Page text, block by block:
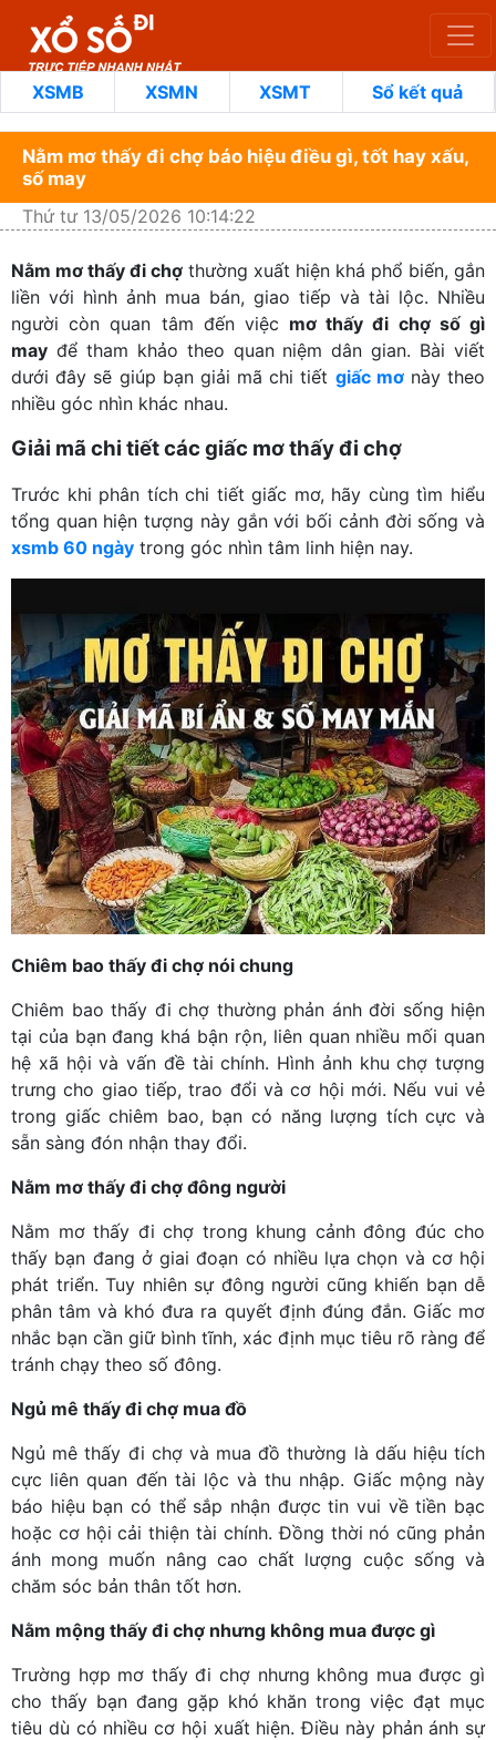
XSMB XSMN XSMT Sổ kết quả
Nằm mơ thấy đi chợ báo hiệu điều gì, tốt hay xấu,
số may
Thứ tư 13/05/2026 10:14:22
Nằm mơ thấy đi chợ thường xuất hiện khá phổ biến, gắn
liền với hình ảnh mua bán, giao tiếp và tài lộc. Nhiều
người còn quan tâm đến việc mơ thấy đi chợ số gì
may để tham khảo theo quan niệm dân gian. Bài viết
dưới đây sẽ giúp bạn giải mã chi tiết giấc mơnày theo
nhiều góc nhìn khác nhau.
Giải mã chi tiết các giấc mơ thấy đi chợ
Trước khi phân tích chi tiết giấc mơ, hãy cùng tìm hiểu
tổng quan hiện tượng này gắn với bối cảnh đời sống và
xsmb 60 ngày trong góc nhìn tâm linh hiện nay.
Chiêm bao thấy đi chợ nói chung
Chiêm bao thấy đi chợ thường phản ánh đời sống hiện
tại của bạn đang khá bận rộn, liên quan nhiều mối quan
hệ xã hội và vấn đề tài chính. Hình ảnh khu chợ tượng
trưng cho giao tiếp, trao đổi và cơ hội mới. Nếu vui vẻ
trong giấc chiêm bao, bạn có năng lượng tích cực và
sẵn sàng đón nhận thay đổi.
Nằm mơ thấy đi chợ đông người
Nằm mơ thấy đi chợ trong khung cảnh đông đúc cho
thấy bạn đang ở giai đoạn có nhiều lựa chọn và cơ hội
phát triển. Tuy nhiên sự đông người cũng khiến bạn dễ
phân tâm và khó đưa ra quyết định đúng đắn. Giấc mơ
nhắc bạn cần giữ bình tĩnh, xác định mục tiêu rõ ràng để
tránh chạy theo số đông.
Ngủ mê thấy đi chợ mua đồ
Ngủ mê thấy đi chợ và mua đồ thường là dấu hiệu tích
cực liên quan đến tài lộc và thu nhập. Giấc mộng này
báo hiệu bạn có thể sắp nhận được tin vui về tiền bạc
hoặc cơ hội cải thiện tài chính. Đồng thời nó cũng phản
ánh mong muốn nâng cao chất lượng cuộc sống và
chăm sóc bản thân tốt hơn.
Nằm mộng thấy đi chợ nhưng không mua được gì
Trường hợp mơ thấy đi chợ nhưng không mua được gì
cho thấy bạn đang gặp khó khăn trong việc đạt mục
tiêu dù có nhiều cơ hội xuất hiện. Điều này phản ánh sự